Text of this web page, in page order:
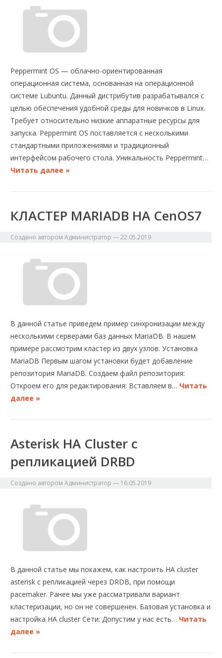
Peppermint OS — облачно-ориентированная
операционная система, основанная на операционной
системе Lubuntu. Данный дистрибутив разрабатывался с
целью обеспечения удобной среды для новичков в Linux.
Требует относительно низкие аппаратные ресурсы для
запуска. Peppermint OS поставляется с несколькими
стандартными приложениями и традиционный
интерфейсом рабочего стола. Уникальность Peppermint…
Читать далее »
КЛАСТЕР MARIADB НА CenOS7
Создано авторомАдминистратор —22.05.2019
В данной статье приведем пример синхронизации между
несколькими серверами баз данных MariaDB. В нашем
примере рассмотрим кластер из двух узлов. Установка
MariaDB Первым шагом установки будет добавление
репозитория MariaDB. Создаем файл репозитория:
Откроем его для редактирования: Вставляем в… Читать
далее »
Asterisk HA Cluster с
репликацией DRBD
Создано авторомАдминистратор — 16.05.2019
В данной статье мы покажем, как настроить HA cluster
asterisk с репликацией через DRDB, при помощи
pacemaker. Ранее мы уже рассматривали вариант
кластеризации, но он не совершенен. Базовая установка и
настройка HA cluster Сети: Допустим у нас есть… Читать
далее »